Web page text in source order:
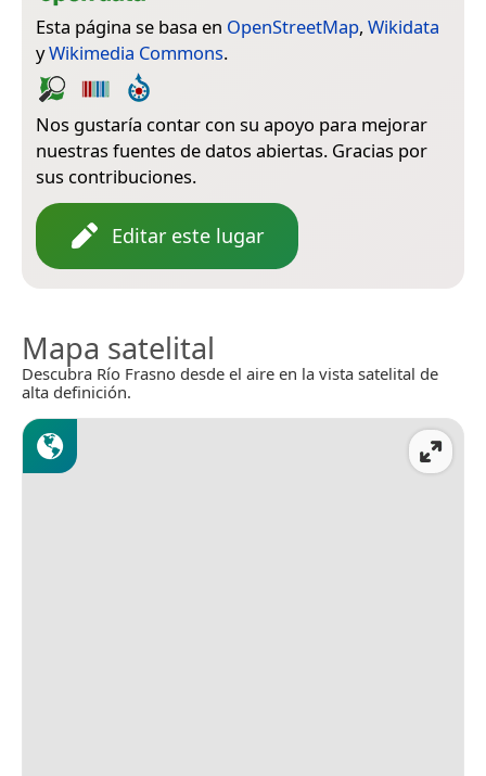
Esta página se basa en OpenStreetMap, Wikidata
yWikimedia Commons.
Nos gustaría contar con su apoyo para mejorar
nuestras fuentes de datos abiertas. Gracias por
sus contribuciones.
Editar este lugar
Mapa satelital
Descubra Río Frasno desde el aire en la vista satelital de
alta definición.